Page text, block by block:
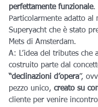
perfettamente funzionale.
Particolarmente adatto al
Superyacht che è stato
Mets di Amsterdam.
A: L’idea del tributes che
costruito parte dal
“declinazioni d’opera”,
pezzo unico, creato su
cliente per venire